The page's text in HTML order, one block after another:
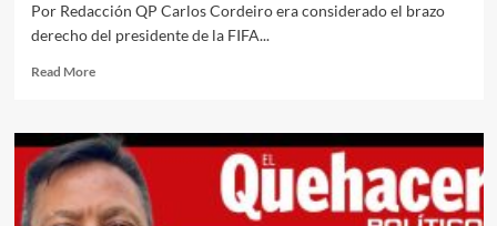
en
el
Por Redacción QP Carlos Cordeiro era considerado el brazo
derecho del presidente de la FIFA...
Read MoreRead
Renuncia
el
principal
asesor
de